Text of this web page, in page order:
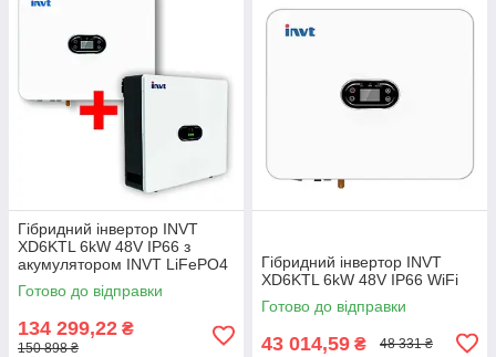
Гібридний інвертор INVT
XD6KTL 6kW 48V IP66 з
акумулятором INVT LiFePO4
5kW 51.2V GRP5.12-WLV, WI-
FI
Готово до відправки
134 299,22 ₴
150 898 ₴
Гібридний інвертор INVT
XD6KTL 6kW 48V IP66 WiFi
Готово до відправки
43 014,59 ₴ 48 331 ₴